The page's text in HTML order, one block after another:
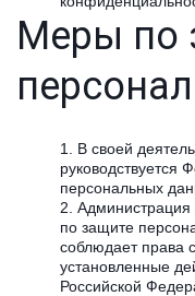
Меры по
В своей
руководствуется
персональных
по защите
соблюдает права
установленные
Российской